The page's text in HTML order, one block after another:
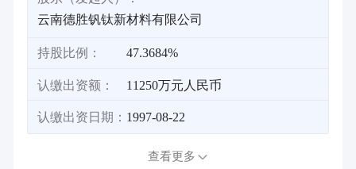
云南德胜钒钛新材料有限公司
持股比例： 47.3684%
认缴出资额： 11250万元人民币
认缴出资日期： 1997-08-22
查看更多